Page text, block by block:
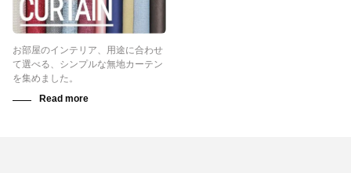
お部屋のインテリア、用途に合わせ
て選べる、シンプルな無地カーテン
を集めました。